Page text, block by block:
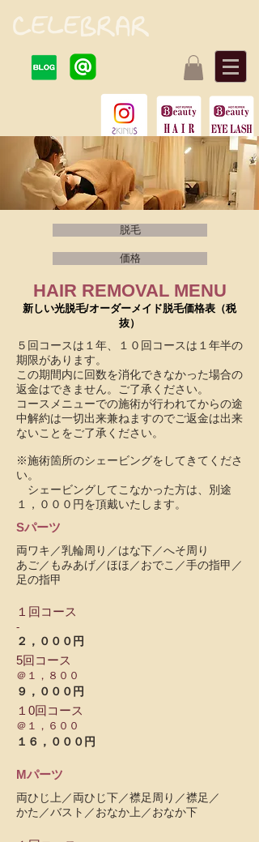
HAIR REMOVAL MENU
新しい光脱毛/オーダーメイド脱毛価格表（税
抜）
価格
脱毛
５回コースは１年、１０回コースは１年半の
期限があります。
この期間内に回数を消化できなかった場合の
返金はできません。ご了承ください。
コースメニューでの施術が行われてからの途
中解約は一切出来兼ねますのでご返金は出来
ないことをご了承ください。
※施術箇所のシェービングをしてきてくださ
い。
シェービングしてこなかった方は、別途
１，０００円を頂戴いたします。
Sパーツ
両ワキ／乳輪周り／はな下／へそ周り
あご／もみあげ／ほほ／おでこ／手の指甲／
足の指甲
１回コース
-
２，０００円
5回コース
＠１，８００
９，０００円
１0回コース
＠１，６００
１６，０００円
両ひじ上／両ひじ下／襟足周り／襟足／
かた／バスト／おなか上／おなか下
Mパーツ